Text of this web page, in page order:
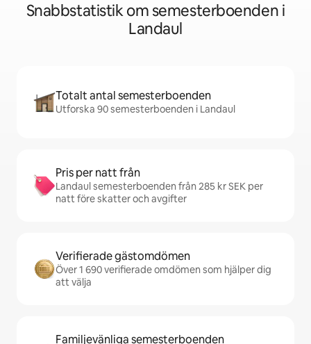
Snabbstatistik om semesterboenden i
Landaul
Totalt antal semesterboenden
Utforska 90 semesterboenden i Landaul
Pris per natt från
Landaul semesterboenden från 285 kr SEK per
natt före skatter och avgifter
Verifierade gästomdömen
Över 1 690 verifierade omdömen som hjälper dig
att välja
Familjevänliga semesterboenden